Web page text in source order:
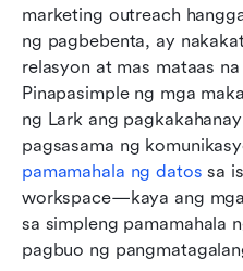
marketing outreach
ng pagbebenta, ay
relasyon at mas mataas
Pinapasimple ng mga
ng Lark ang
pamamahala ng datos sa
workspace—kaya ang
sa simpleng pamamahala
pagbuo ng